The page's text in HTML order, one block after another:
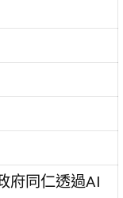
府同仁透過AI